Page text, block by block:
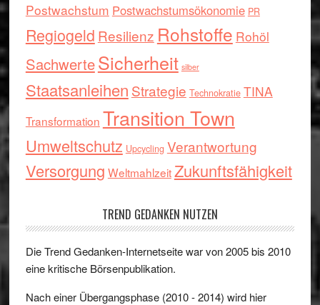
Postwachstum Postwachstumsökonomie PR
Regiogeld Resilienz Rohstoffe Rohöl
SachwerteSicherheit silber
Staatsanleihen Strategie Technokratie TINA
Transformation Transition Town
Umweltschutz Upcycling Verantwortung
Versorgung WeltmahlzeitZukunftsfähigkeit
TREND GEDANKEN NUTZEN
Die Trend Gedanken-Internetseite war von 2005 bis 2010
eine kritische Börsenpublikation.
Nach einer Übergangsphase (2010 - 2014) wird hier